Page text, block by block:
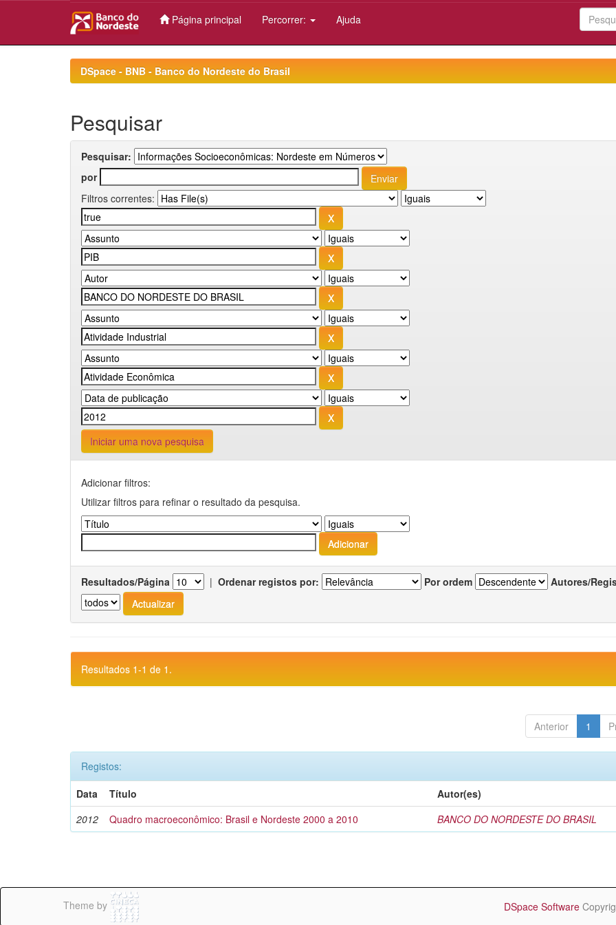
Página principal Percorrer: Ajuda
DSpace - BNB - Banco do Nordeste do Brasil
Pesquisar
Pesquisar:
por
Filtros correntes:
Iniciar uma nova pesquisa
Adicionar filtros:
Utilizar filtros para refinar o resultado da pesquisa.
Resultados/Página | Ordenar registos por: Por ordem Autores/
Resultados 1-1 de 1.
Anterior 1
Registos:
Data
Título
Autor(es)
2012
Quadro macroeconômico: Brasil e Nordeste 2000 a 2010 BANCO DO NORDESTE DO BRASIL
Theme by DSpace Software